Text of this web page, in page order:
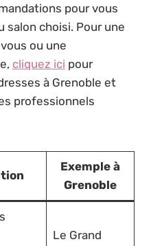
pour vous
salon choisi. Pour une
ou une
cliquez ici pour
à Grenoble et
professionnels
Exemple à
Grenoble
Le Grand